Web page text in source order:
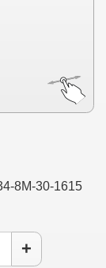
8M-30-1615
+